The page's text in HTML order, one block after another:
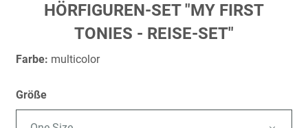
Anfang
springen
HÖRFIGUREN-SET "MY FIRST
TONIES - REISE-SET"
Farbe: multicolor
Größe